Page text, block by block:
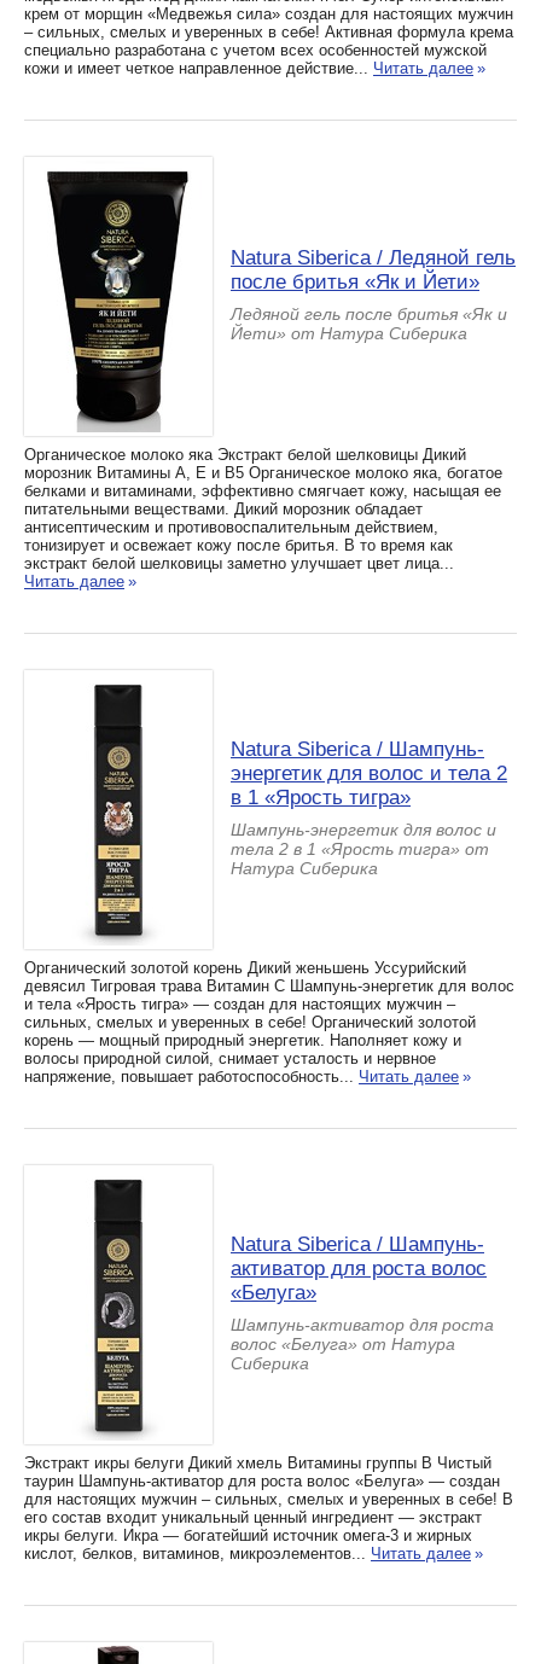
крем от морщин «Медвежья сила» создан для настоящих мужчин
– сильных, смелых и уверенных в себе! Активная формула крема
специально разработана с учетом всех особенностей мужской
кожи и имеет четкое направленное действие... Читать далее »
Natura Siberica / Ледяной гель
после бритья «Як и Йети»
Ледяной гель после бритья «Як и
Йети» от Натура Сиберика
Органическое молоко яка Экстракт белой шелковицы Дикий
морозник Витамины А, Е и В5 Органическое молоко яка, богатое
белками и витаминами, эффективно смягчает кожу, насыщая ее
питательными веществами. Дикий морозник обладает
антисептическим и противовоспалительным действием,
тонизирует и освежает кожу после бритья. В то время как
экстракт белой шелковицы заметно улучшает цвет лица...
Читать далее »
Natura Siberica / Шампунь-
энергетик для волос и тела 2
в 1 «Ярость тигра»
Шампунь-энергетик для волос и
тела 2 в 1 «Ярость тигра» от
Натура Сиберика
Органический золотой корень Дикий женьшень Уссурийский
девясил Тигровая трава Витамин С Шампунь-энергетик для волос
и тела «Ярость тигра» — создан для настоящих мужчин –
сильных, смелых и уверенных в себе! Органический золотой
корень — мощный природный энергетик. Наполняет кожу и
волосы природной силой, снимает усталость и нервное
напряжение, повышает работоспособность... Читать далее »
Natura Siberica / Шампунь-
активатор для роста волос
«Белуга»
Шампунь-активатор для роста
волос «Белуга» от Натура
Сиберика
Экстракт икры белуги Дикий хмель Витамины группы В Чистый
таурин Шампунь-активатор для роста волос «Белуга» — создан
для настоящих мужчин – сильных, смелых и уверенных в себе! В
его состав входит уникальный ценный ингредиент — экстракт
икры белуги. Икра — богатейший источник омега-3 и жирных
кислот, белков, витаминов, микроэлементов... Читать далее »